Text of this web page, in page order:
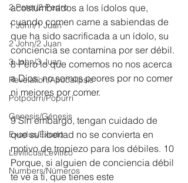
2 Peter/2 Pedro
1 John/1 Juan
2 John/2 Juan
3 John/3 Juan
Revelation/Apocalipsis
Potpourri/Popurrí
Genesis/Génesis
Exodus/Éxodo
Leviticus/Levítico
Numbers/Números
acostumbrados a los ídolos que,
cuando comen carne a sabiendas de
que ha sido sacrificada a un ídolo, su
conciencia se contamina por ser débil.
8 Pero lo que comemos no nos acerca
a Dios; no somos peores por no comer
ni mejores por comer.
9 Sin embargo, tengan cuidado de
que su libertad no se convierta en
motivo de tropiezo para los débiles. 10
Porque, si alguien de conciencia débil
te ve a ti, que tienes este